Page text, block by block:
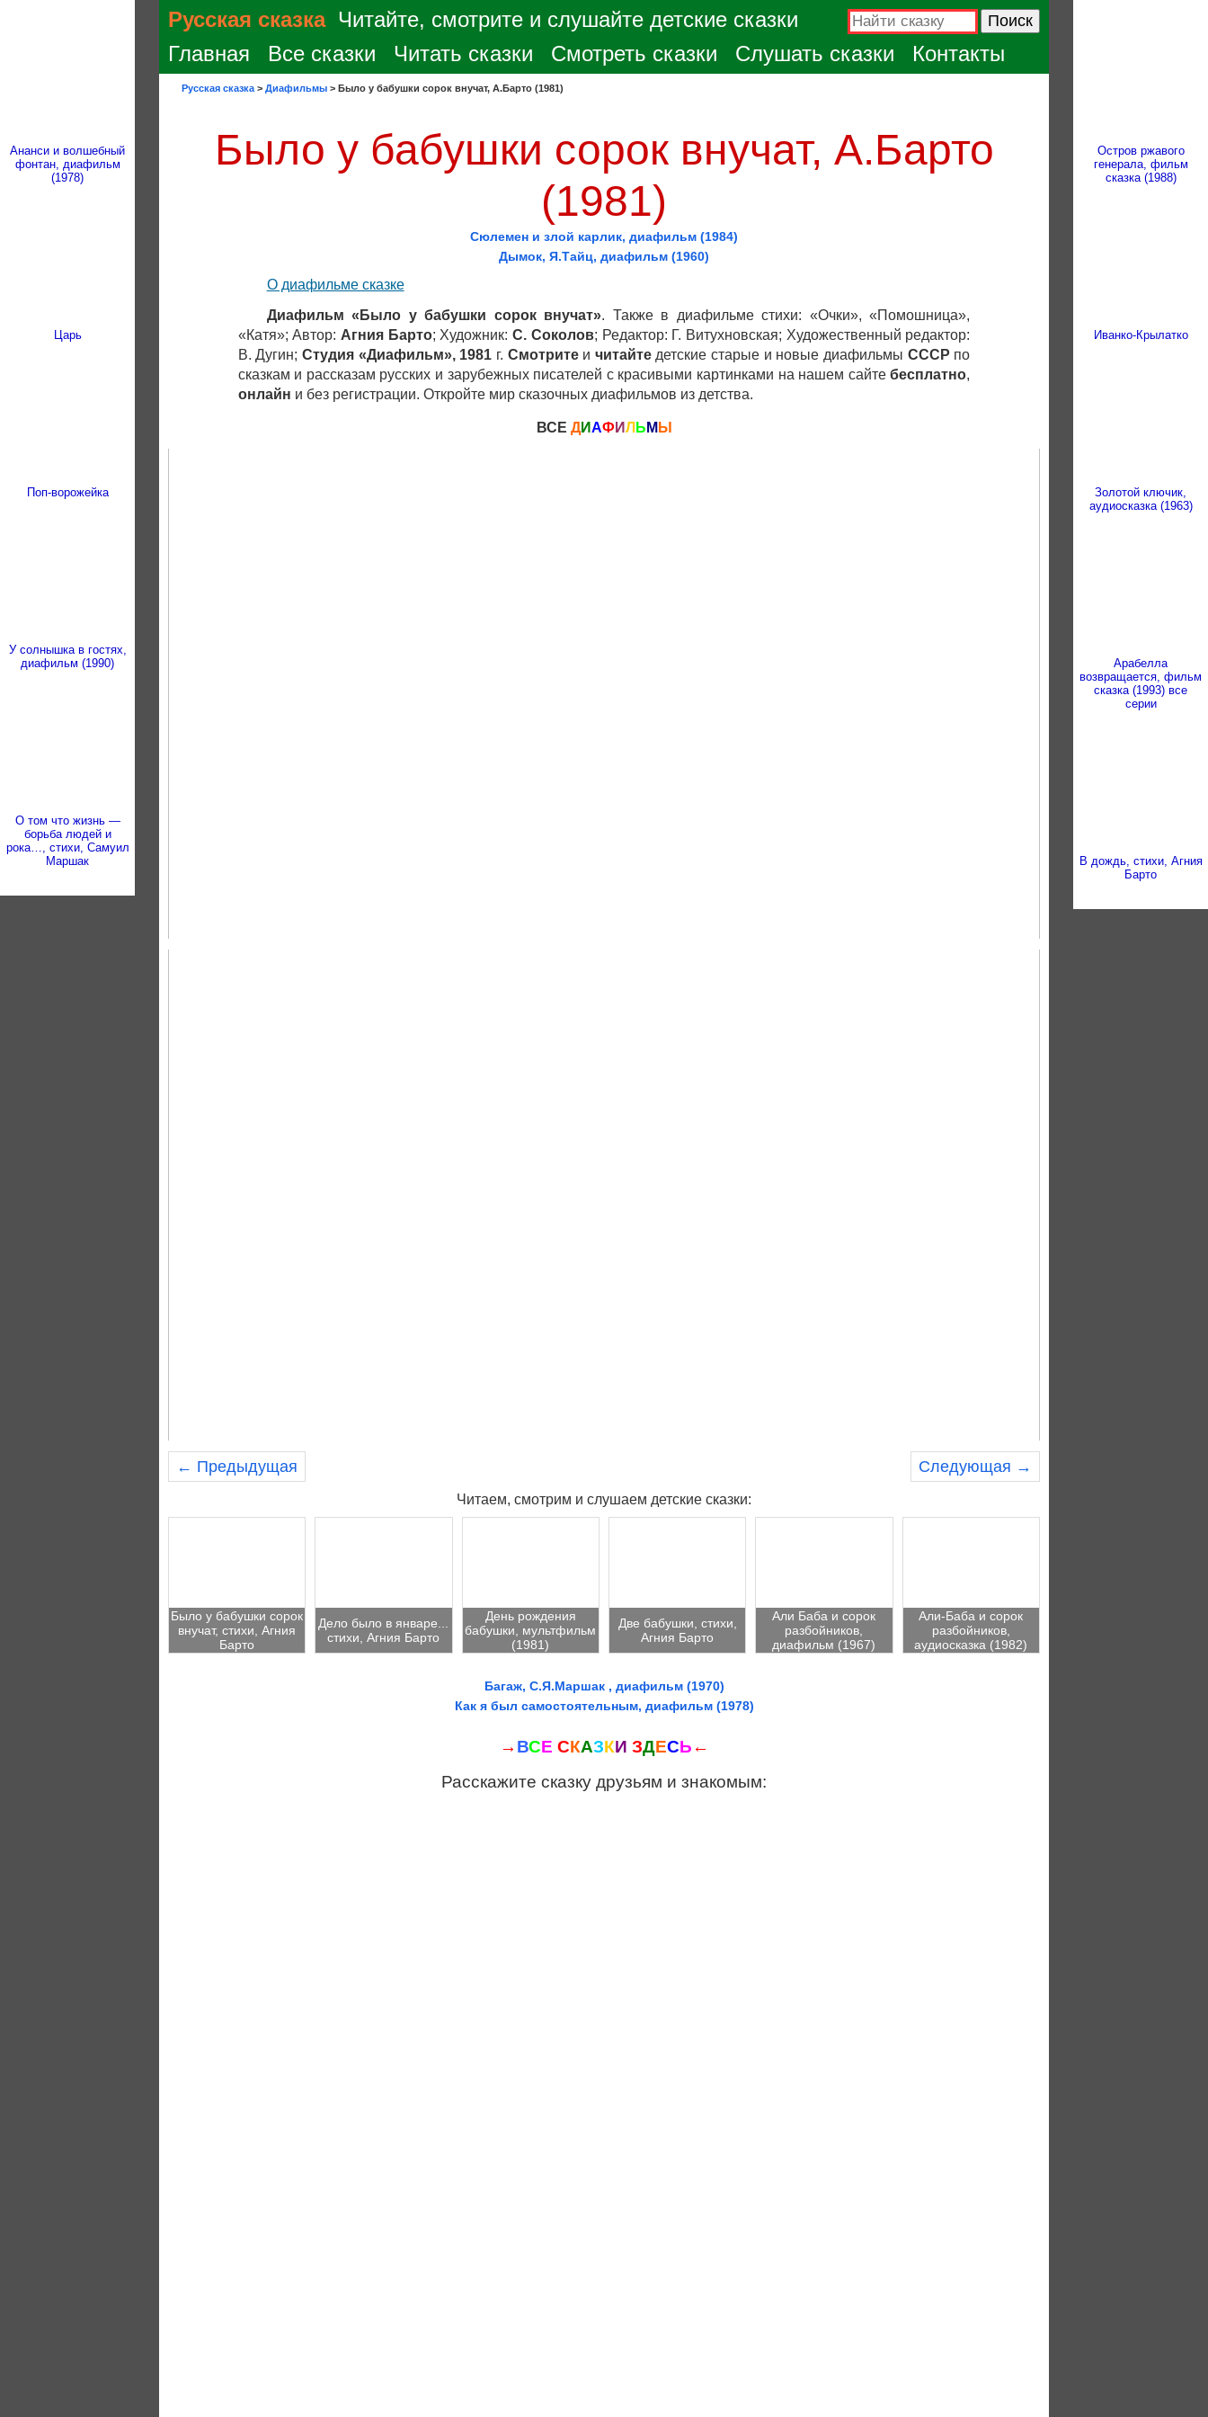
Ананси и волшебный
фонтан, диафильм
(1978)
Царь
Поп-ворожейка
У солнышка в гостях,
диафильм (1990)
О том что жизнь —
борьба людей и
рока…, стихи, Самуил
Маршак
Остров ржавого
генерала, фильм
сказка (1988)
Иванко-Крылатко
Золотой ключик,
аудиосказка (1963)
Арабелла
возвращается, фильм
сказка (1993) все
серии
В дождь, стихи, Агния
Барто
Русская сказка Читайте, смотрите и слушайте детские сказки
Главная
Все сказки Читать сказки Смотреть сказки Слушать сказки Контакты
Русская сказка > Диафильмы > Было у бабушки сорок внучат, А.Барто (1981)
Было у бабушки сорок внучат, А.Барто
(1981)
Сюлемен и злой карлик, диафильм (1984)
Дымок, Я.Тайц, диафильм (1960)
О диафильме сказке
Диафильм «Было у бабушки сорок внучат». Также в диафильме стихи: «Очки», «Помошница»,
«Катя»; Автор: Агния Барто; Художник:С. Соколов; Редактор: Г. Витухновская; Художественный редактор:
В. Дугин; Студия «Диафильм», 1981 г. Смотритеи читайтедетские старые и новые диафильмы СССР по
сказкам и рассказам русских и зарубежных писателей с красивыми картинками на нашем сайтебесплатно,
онлайн и без регистрации. Откройте мир сказочных диафильмов из детства.
ВСЕ ДИАФ ИЛ Ь М Ы
← Предыдущая Следующая →
Читаем, смотрим и слушаем детские сказки:
Было у бабушки сорок
внучат, стихи, Агния
Барто
Дело было в январе...
стихи, Агния Барто
День рождения
бабушки, мультфильм
(1981)
Две бабушки, стихи,
Агния Барто
Али Баба и сорок
разбойников,
диафильм (1967)
Али-Баба и сорок
разбойников,
аудиосказка (1982)
Багаж, С.Я.Маршак , диафильм (1970)
Как я был самостоятельным, диафильм (1978)
→ ВСЕ СКАЗКИ ЗДЕСЬ ←
Расскажите сказку друзьям и знакомым: